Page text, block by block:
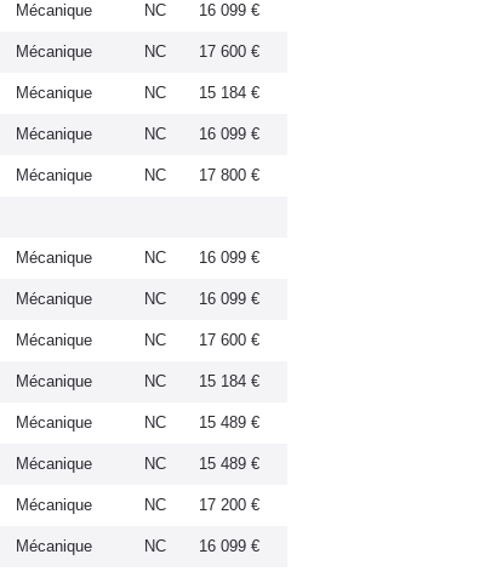
Mécanique NC 16 099 €
Mécanique NC 17 600 €
Mécanique NC 15 184 €
Mécanique NC 16 099 €
Mécanique NC 17 800 €
Mécanique NC 16 099 €
Mécanique NC 16 099 €
Mécanique NC 17 600 €
Mécanique NC 15 184 €
Mécanique NC 15 489 €
Mécanique NC 15 489 €
Mécanique NC 17 200 €
Mécanique NC 16 099 €